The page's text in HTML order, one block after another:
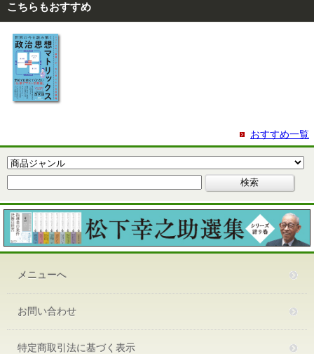
こちらもおすすめ
おすすめ一覧
メニューへ
お問い合わせ
特定商取引法に基づく表示